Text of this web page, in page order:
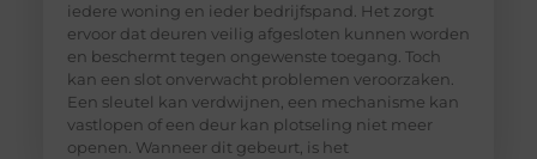
iedere woning en ieder bedrijfspand. Het zorgt
ervoor dat deuren veilig afgesloten kunnen worden
en beschermt tegen ongewenste toegang. Toch
kan een slot onverwacht problemen veroorzaken.
Een sleutel kan verdwijnen, een mechanisme kan
vastlopen of een deur kan plotseling niet meer
openen. Wanneer dit gebeurt, is het